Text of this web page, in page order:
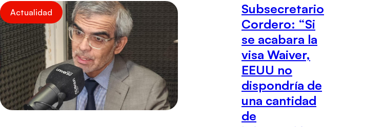
Actualidad
Subsecretario
Cordero: “Si
se acabara la
visa Waiver,
EEUU no
dispondría de
una cantidad
de